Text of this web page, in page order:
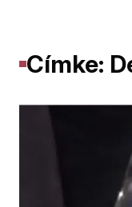
Címke: